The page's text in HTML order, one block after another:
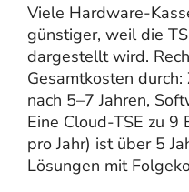
Viele Hardware-
günstiger, weil die
dargestellt wird.
Gesamtkosten
nach 5–7 Jahren,
Eine Cloud-TSE zu 9
pro Jahr) ist über 5
Lösungen mit